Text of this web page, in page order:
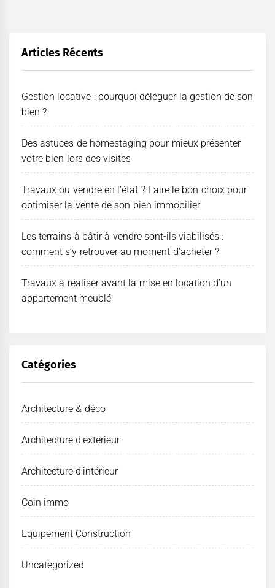
Articles Récents
Gestion locative : pourquoi déléguer la gestion de son
bien ?
Des astuces de homestaging pour mieux présenter
votre bien lors des visites
Travaux ou vendre en l’état ? Faire le bon choix pour
optimiser la vente de son bien immobilier
Les terrains à bâtir à vendre sont-ils viabilisés :
comment s’y retrouver au moment d’acheter ?
Travaux à réaliser avant la mise en location d’un
appartement meublé
Catégories
Architecture & déco
Architecture d'extérieur
Architecture d'intérieur
Coin immo
Equipement Construction
Uncategorized